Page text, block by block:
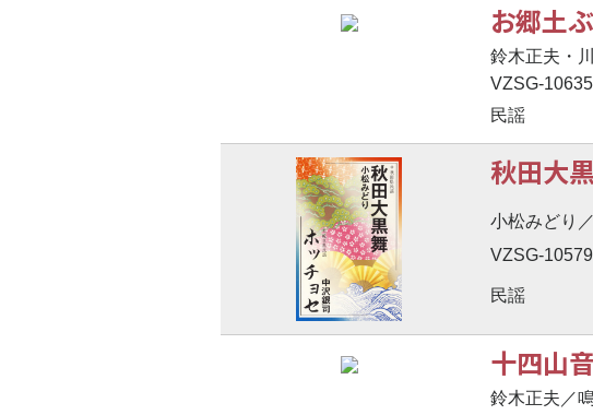
お郷土
鈴木正夫・
VZSG-
民謡
秋田大
小松みどり
VZSG-
民謡
十四山
鈴木正夫／